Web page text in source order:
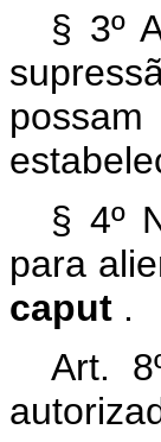
§ 3º
§ 4º
para
caput .
Art.